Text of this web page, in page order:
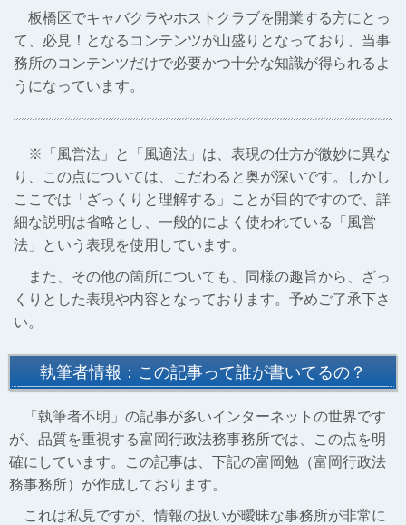
板橋区でキャバクラやホストクラブを開業する方にとっ
て、必見！となるコンテンツが山盛りとなっており、当事
務所のコンテンツだけで必要かつ十分な知識が得られるよ
うになっています。
※「風営法」と「風適法」は、表現の仕方が微妙に異な
り、この点については、こだわると奥が深いです。しかし
ここでは「ざっくりと理解する」ことが目的ですので、詳
細な説明は省略とし、一般的によく使われている「風営
法」という表現を使用しています。
また、その他の箇所についても、同様の趣旨から、ざっ
くりとした表現や内容となっております。予めご了承下さ
い。
執筆者情報：この記事って誰が書いてるの？
「執筆者不明」の記事が多いインターネットの世界です
が、品質を重視する富岡行政法務事務所では、この点を明
確にしています。この記事は、下記の富岡勉（富岡行政法
務事務所）が作成しております。
これは私見ですが、情報の扱いが曖昧な事務所が非常に